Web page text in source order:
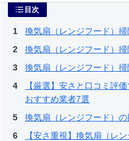
目次
換気扇（レンジフード）
換気扇（レンジフード）
換気扇（レンジフード）
【厳選】安さと口コミ評
おすすめ業者7選
換気扇（レンジフード）
【安さ重視】換気扇（レ